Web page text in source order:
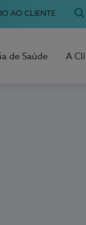
AO CLIENTE
de Saúde A